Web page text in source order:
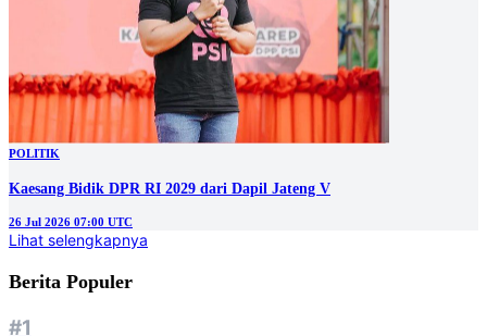
POLITIK
Kaesang Bidik DPR RI 2029 dari Dapil Jateng V
26 Jul 2026 07:00 UTC
Lihat selengkapnya
Berita Populer
#1